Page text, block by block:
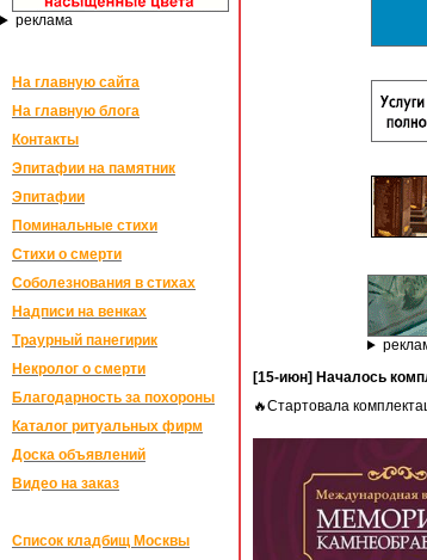
реклама
На главную сайта
На главную блога
Контакты
Эпитафии на памятник
Эпитафии
Поминальные стихи
Стихи о смерти
Соболезнования в стихах
Надписи на венках
Траурный панегирик
Некролог о смерти
Благодарность за похороны
Каталог ритуальных фирм
Доска объявлений
Видео на заказ
Список кладбищ Москвы
[15-июн] Началось
🔥Стартовала